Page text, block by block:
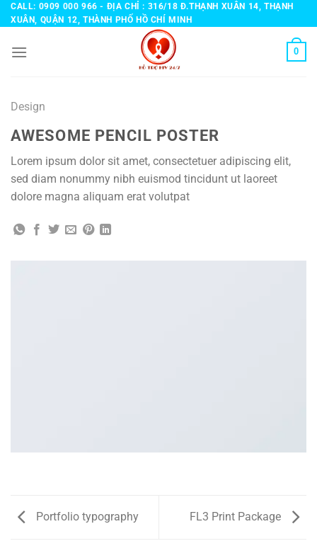
Bỏ
qua
dung
CALL: 0909 000 966 - ĐỊA CHỈ : 316/18 Đ.THẠNH XUÂN 14, THẠNH
XUÂN, QUẬN 12, THÀNH PHỐ HỒ CHÍ MINH
0
Design
AWESOME PENCIL POSTER
Lorem ipsum dolor sit amet, consectetuer adipiscing elit,
sed diam nonummy nibh euismod tincidunt ut laoreet
dolore magna aliquam erat volutpat
Portfolio typography FL3 Print Package